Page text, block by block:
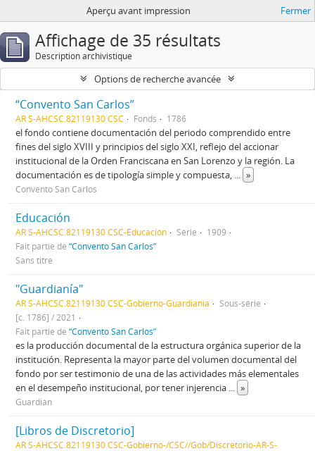
Aperçu avant impression Fermer
Affichage de 35 résultats
Description archivistique
Options de recherche avancée
“Convento San Carlos”
AR S-AHCSC.82119130 CSC Fonds 1786
el fondo contiene documentación del periodo comprendido entre
fines del siglo XVIII y principios del siglo XXI, reflejo del accionar
institucional de la Orden Franciscana en San Lorenzo y la región. La
documentación es de tipología simple y compuesta, ... »
Convento San Carlos
Educación
AR S-AHCSC.82119130 CSC-Educación Série
1909
Fait partie de “Convento San Carlos”
Sans titre
"Guardianía"
AR S-AHCSC.82119130 CSC-Gobierno-Guardianía
Sous-série
[c. 1786] / 2021
Fait partie de “Convento San Carlos”
es la producción documental de la estructura orgánica superior de la
institución. Representa la mayor parte del volumen documental del
fondo por ser testimonio de una de las actividades más elementales
en el desempeño institucional, por tener injerencia ... »
Guardián
[Libros de Discretorio]
AR S-AHCSC.82119130 CSC-Gobierno-/CSC//Gob/Discretorio-AR-S-